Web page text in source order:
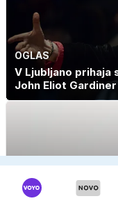
OGLAS
V Ljubljano
John Eliot Gardiner
OGLAS